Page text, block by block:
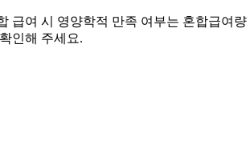
급여 시 영양학적 만족 여부는 혼합급여량
인해 주세요.